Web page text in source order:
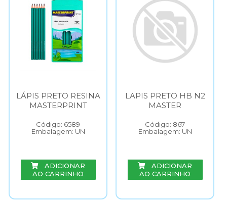
LÁPIS PRETO RESINA
MASTERPRINT
Código: 6589
Embalagem: UN
ADICIONAR
AO CARRINHO
LAPIS PRETO HB N2
MASTER
Código: 867
Embalagem: UN
ADICIONAR
AO CARRINHO